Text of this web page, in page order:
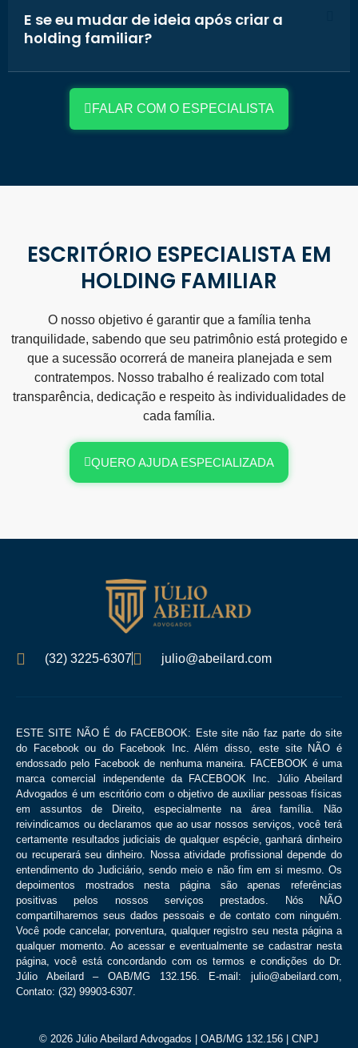
E se eu mudar de ideia após criar a
holding familiar?
FALAR COM O ESPECIALISTA
ESCRITÓRIO ESPECIALISTA EM
HOLDING FAMILIAR
O nosso objetivo é garantir que a família tenha
tranquilidade, sabendo que seu patrimônio está protegido e
que a sucessão ocorrerá de maneira planejada e sem
contratempos. Nosso trabalho é realizado com total
transparência, dedicação e respeito às individualidades de
cada família.
QUERO AJUDA ESPECIALIZADA
(32) 3225-6307 julio@abeilard.com
ESTE SITE NÃO É do FACEBOOK: Este site não faz parte do site
do Facebook ou do Facebook Inc. Além disso, este site NÃO é
endossado pelo Facebook de nenhuma maneira. FACEBOOK é uma
marca comercial independente da FACEBOOK Inc. Júlio Abeilard
Advogados é um escritório com o objetivo de auxiliar pessoas físicas
em assuntos de Direito, especialmente na área família. Não
reivindicamos ou declaramos que ao usar nossos serviços, você terá
certamente resultados judiciais de qualquer espécie, ganhará dinheiro
ou recuperará seu dinheiro. Nossa atividade profissional depende do
entendimento do Judiciário, sendo meio e não fim em si mesmo. Os
depoimentos mostrados nesta página são apenas referências
positivas pelos nossos serviços prestados. Nós NÃO
compartilharemos seus dados pessoais e de contato com ninguém.
Você pode cancelar, porventura, qualquer registro seu nesta página a
qualquer momento. Ao acessar e eventualmente se cadastrar nesta
página, você está concordando com os termos e condições do Dr.
Júlio Abeilard – OAB/MG 132.156. E-mail: julio@abeilard.com,
Contato: (32) 99903-6307.
© 2026 Júlio Abeilard Advogados | OAB/MG 132.156 | CNPJ